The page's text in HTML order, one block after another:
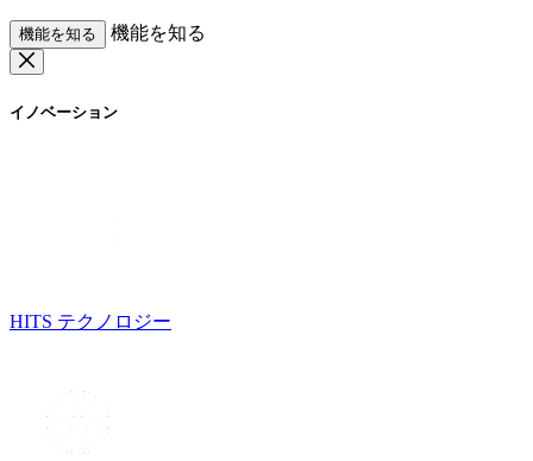
機能を知る 機能を知る
イノベーション
HITS テクノロジー